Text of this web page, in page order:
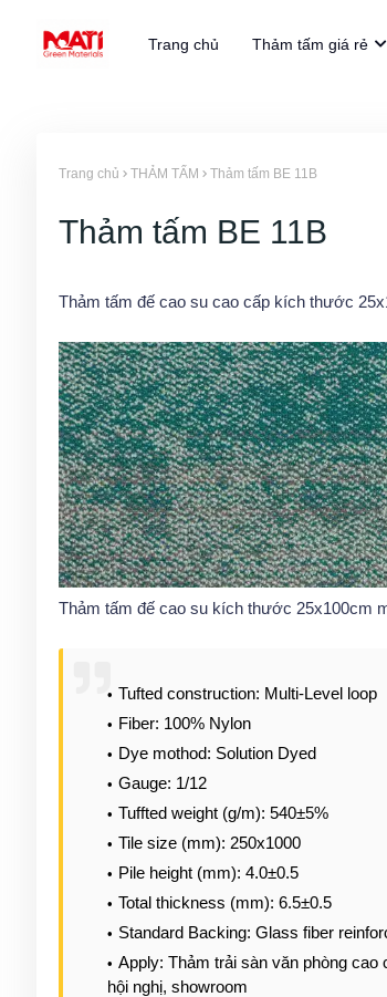
Trang chủ Thảm tấm giá rẻ
Trang chủ THẢM TẤM Thảm tấm BE 11B
Thảm tấm BE 11B
Thảm tấm đế cao su cao cấp kích thước
Thảm tấm đế cao su kích thước 25x100cm
Tufted construction: Multi-Level loop
Fiber: 100% Nylon
Dye mothod: Solution Dyed
Gauge: 1/12
Tuffted weight (g/m): 540±5%
Tile size (mm): 250x1000
Pile height (mm): 4.0±0.5
Total thickness (mm): 6.5±0.5
Standard Backing: Glass fiber
Apply: Thảm trải sàn văn phòng
hội nghị, showroom